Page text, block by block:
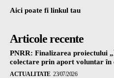
Aici poate fi linkul tau
Articole recente
PNRR: Finalizarea proiectului
colectare prin aport voluntar în
ACTUALITATE 23/07/2026